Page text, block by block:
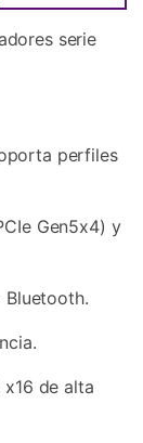
serie
perfiles
Gen5x4) y
Bluetooth.
x16 de alta